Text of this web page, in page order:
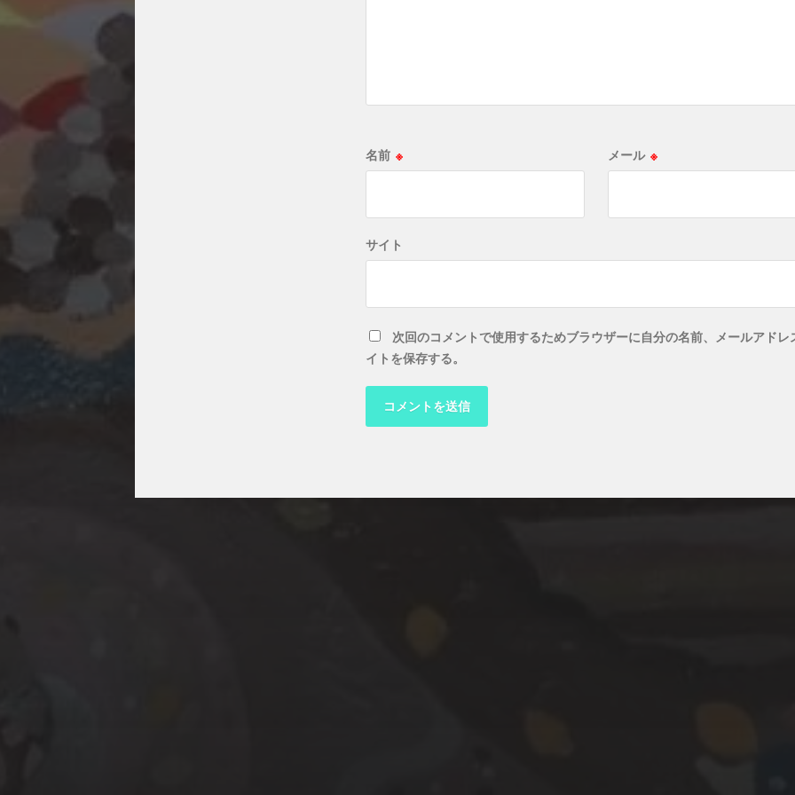
名前 ※ メール ※
サイト
次回のコメントで使用するためブラウザーに自分の名前、メールアドレ
イトを保存する。